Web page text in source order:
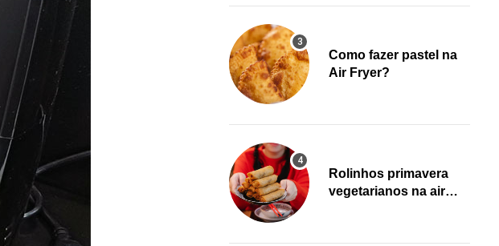
Como fazer pastel na
Air Fryer?
Rolinhos primavera
vegetarianos na air